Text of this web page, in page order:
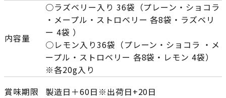
内容量
○ラズベリー入り 36袋（プレーン・ショコラ
・メープル・ストロベリー 各8袋・ラズベリ
ー 4袋 ）
○レモン入り36袋（プレーン・ショコラ ・メ
ープル・ストロベリー 各8袋・レモン 4袋）
※各20g入り
賞味期限
製造日＋60日※出荷日+20日